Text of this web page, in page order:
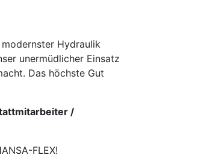
Hydraulik
unermüdlicher Einsatz
Das höchste Gut
/
FLEX!